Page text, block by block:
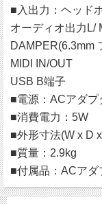
■入出力：ヘッド
オーディオ出力L/
DAMPER(6.3mm
MIDI IN/OUT
USB B端子
■電源：ACアダプ
■消費電力：5W
■外形寸法(W x D
■質量：2.9kg
■付属品：ACアダ